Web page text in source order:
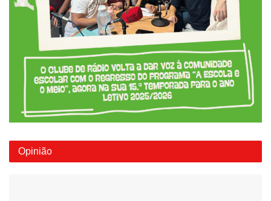
Opinião